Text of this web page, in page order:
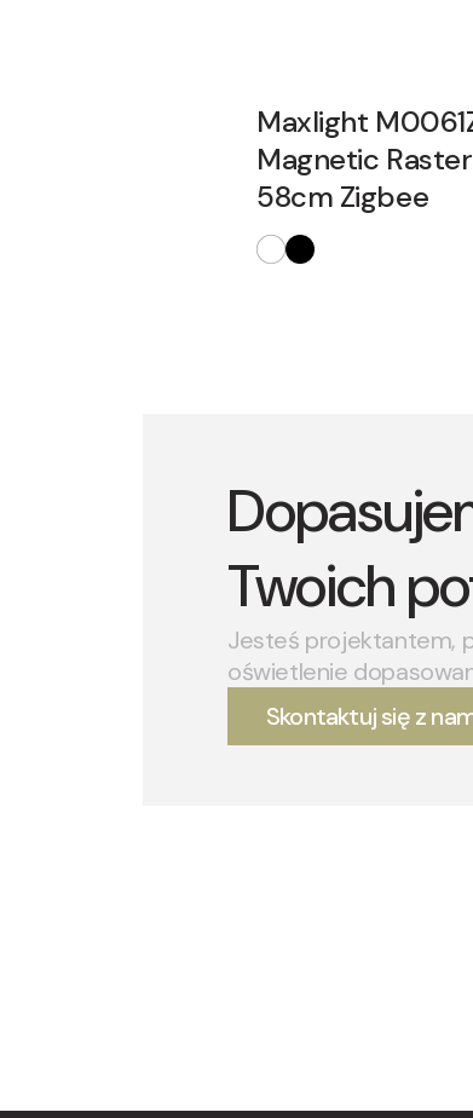
Maxlight
Magnetic Raster
58cm Zigbee
Twoich
Jesteś projektantem,
oświetlenie
Skontaktuj się z